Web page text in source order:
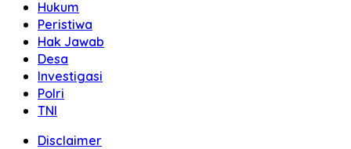
Hukum
Peristiwa
Hak Jawab
Desa
Investigasi
Polri
TNI
Disclaimer